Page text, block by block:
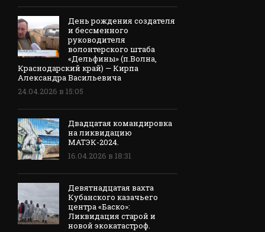
День рождения создателя
и бессменного
руководителя
волонтерского штаба
«Дельфины» (п.Волна,
Краснодарский край) — Кирпа
Александра Васильевича
24.04.2026 в 15:05
Двадцатая командировка
на ликвидацию
МАТЭК-2024.
16.04.2026 в 18:31
Девятнадцатая вахта
Кубанского казачьего
центра «Баско»:
Ликвидация старой и
новой экокатастроф.